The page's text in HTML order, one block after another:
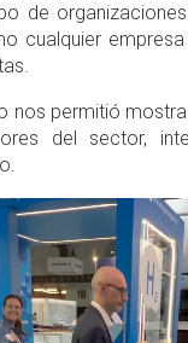
de
cualquier
nos permitió
del sector,